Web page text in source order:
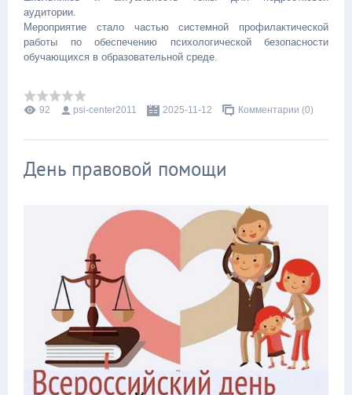
аудитории.
Мероприятие стало частью системной профилактической
работы по обеспечению психологической безопасности
обучающихся в образовательной среде.
92 psi-center2011 2025-11-12 Комментарии (0)
День правовой помощи